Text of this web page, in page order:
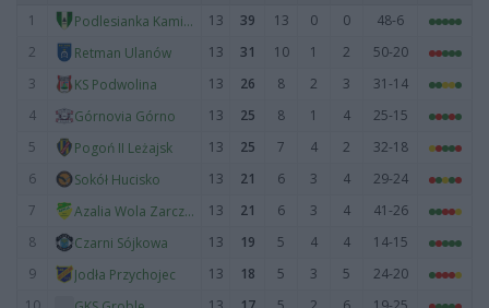
1 Podlesianka Kamień 13 39 13 0 0
48-6
2
Retman Ulanów 13 31 10 1 2
50-20
3
KS Podwolina 13 26 8 2 3
31-14
4
Górnovia Górno 13 25 8 1 4
25-15
5
Pogoń II Leżajsk 13 25 7 4 2
32-18
6
Sokół Hucisko 13 21 6 3 4
29-24
7
Azalia Wola Zarczycka 13 21 6 3 4
41-26
8
Czarni Sójkowa 13 19 5 4 4
14-15
9
Jodła Przychojec 13 18 5 3 5
24-20